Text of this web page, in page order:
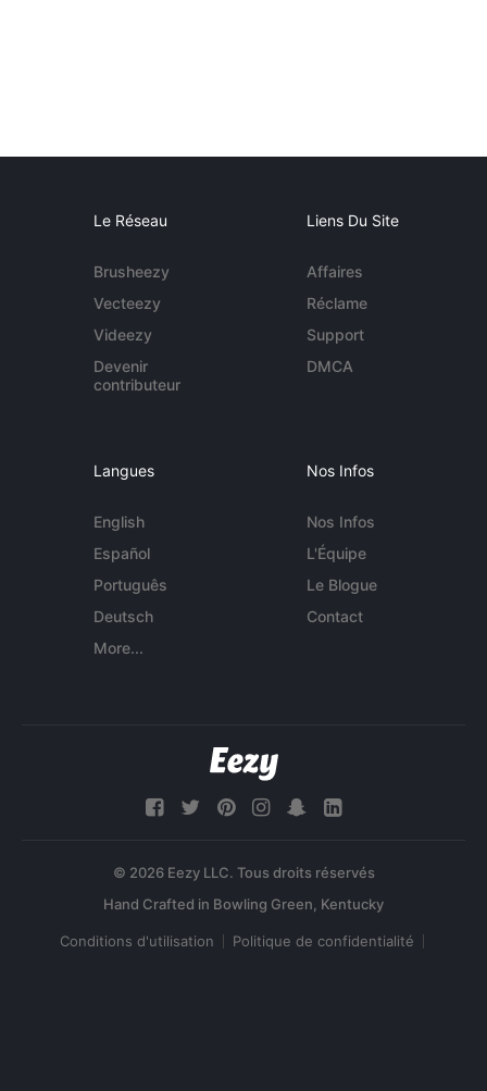
Le Réseau
Brusheezy
Vecteezy
Videezy
Devenir
contributeur
Liens Du Site
Affaires
Réclame
Support
DMCA
Langues
English
Español
Português
Deutsch
More...
Nos Infos
Nos Infos
L'Équipe
Le Blogue
Contact
© 2026 Eezy LLC. Tous droits réservés
Conditions d'utilisation Politique de confidentialité